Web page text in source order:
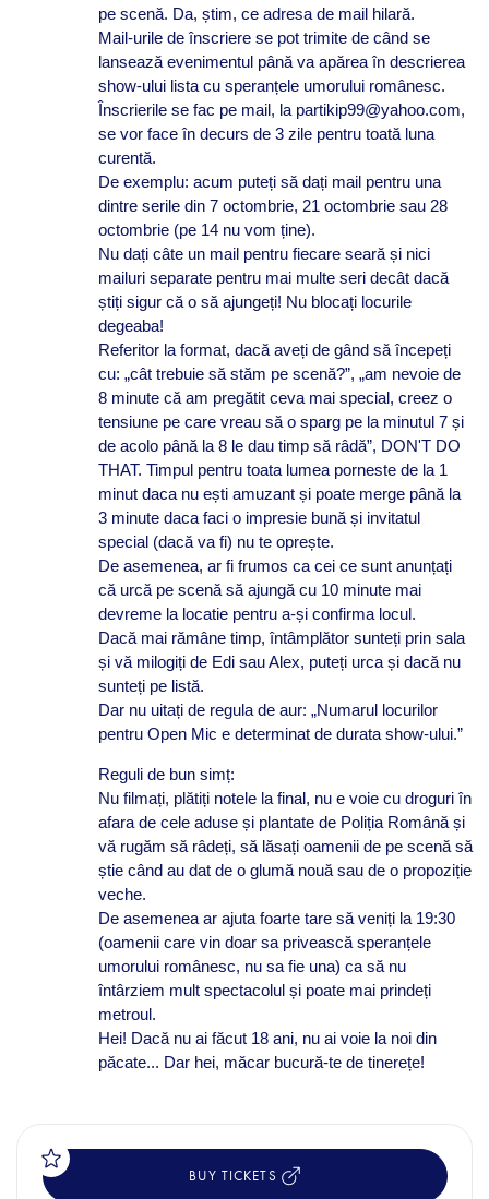
pe scenă. Da, știm, ce adresa de mail hilară.
Mail-urile de înscriere se pot trimite de când se
lansează evenimentul până va apărea în descrierea
show-ului lista cu speranțele umorului românesc.
Înscrierile se fac pe mail, la partikip99@yahoo.com,
se vor face în decurs de 3 zile pentru toată luna
curentă.
De exemplu: acum puteți să dați mail pentru una
dintre serile din 7 octombrie, 21 octombrie sau 28
octombrie (pe 14 nu vom ține).
Nu dați câte un mail pentru fiecare seară și nici
mailuri separate pentru mai multe seri decât dacă
știți sigur că o să ajungeți! Nu blocați locurile
degeaba!
Referitor la format, dacă aveți de gând să începeți
cu: „cât trebuie să stăm pe scenă?”, „am nevoie de
8 minute că am pregătit ceva mai special, creez o
tensiune pe care vreau să o sparg pe la minutul 7 și
de acolo până la 8 le dau timp să râdă”, DON'T DO
THAT. Timpul pentru toata lumea porneste de la 1
minut daca nu ești amuzant și poate merge până la
3 minute daca faci o impresie bună și invitatul
special (dacă va fi) nu te oprește.
De asemenea, ar fi frumos ca cei ce sunt anunțați
că urcă pe scenă să ajungă cu 10 minute mai
devreme la locatie pentru a-și confirma locul.
Dacă mai rămâne timp, întâmplător sunteți prin sala
și vă milogiți de Edi sau Alex, puteți urca și dacă nu
sunteți pe listă.
Dar nu uitați de regula de aur: „Numarul locurilor
pentru Open Mic e determinat de durata show-ului.”
Reguli de bun simț:
Nu filmați, plătiți notele la final, nu e voie cu droguri în
afara de cele aduse și plantate de Poliția Română și
vă rugăm să râdeți, să lăsați oamenii de pe scenă să
știe când au dat de o glumă nouă sau de o propoziție
veche.
De asemenea ar ajuta foarte tare să veniți la 19:30
(oamenii care vin doar sa privească speranțele
umorului românesc, nu sa fie una) ca să nu
întârziem mult spectacolul și poate mai prindeți
metroul.
Hei! Dacă nu ai făcut 18 ani, nu ai voie la noi din
păcate... Dar hei, măcar bucură-te de tinerețe!
BUY TICKETS